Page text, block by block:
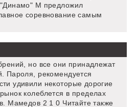
М предложил
соревнование самым
но все они принадлежат
Пароля, рекомендуется
удивили некоторые дорогие
колеблется в пределах
Мамедов 2 1 0 Читайте также